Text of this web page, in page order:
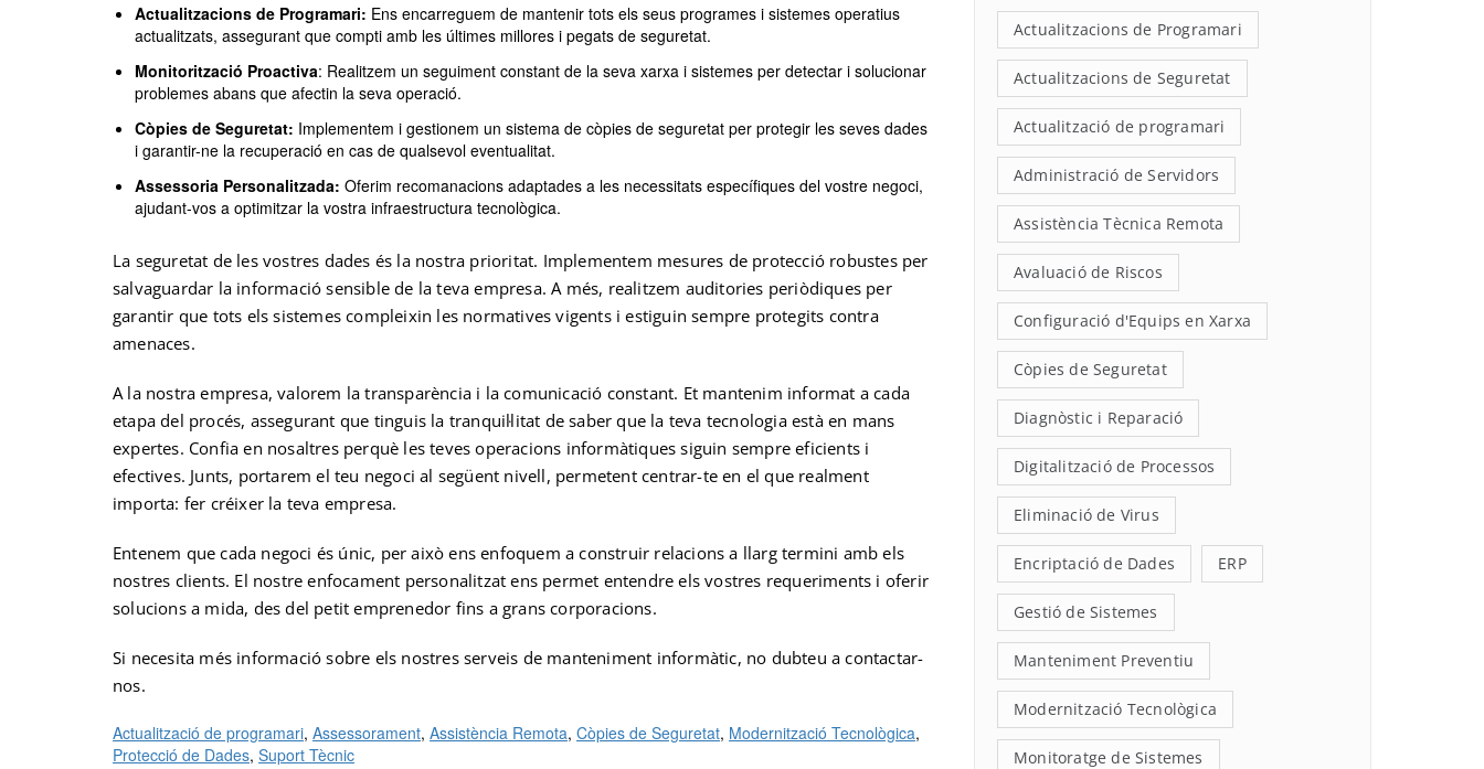
Actualitzacions de Programari: Ens encarreguem de mantenir tots els seus programes i sistemes operatius
actualitzats, assegurant que compti amb les últimes millores i pegats de seguretat.
Monitorització Proactiva: Realitzem un seguiment constant de la seva xarxa i sistemes per detectar i solucionar
problemes abans que afectin la seva operació.
Còpies de Seguretat: Implementem i gestionem un sistema de còpies de seguretat per protegir les seves dades
i garantir-ne la recuperació en cas de qualsevol eventualitat.
Assessoria Personalitzada: Oferim recomanacions adaptades a les necessitats específiques del vostre negoci,
ajudant-vos a optimitzar la vostra infraestructura tecnològica.
La seguretat de les vostres dades és la nostra prioritat. Implementem mesures de protecció robustes per
salvaguardar la informació sensible de la teva empresa. A més, realitzem auditories periòdiques per
garantir que tots els sistemes compleixin les normatives vigents i estiguin sempre protegits contra
amenaces.
A la nostra empresa, valorem la transparència i la comunicació constant. Et mantenim informat a cada
etapa del procés, assegurant que tinguis la tranquil·litat de saber que la teva tecnologia està en mans
expertes. Confia en nosaltres perquè les teves operacions informàtiques siguin sempre eficients i
efectives. Junts, portarem el teu negoci al següent nivell, permetent centrar-te en el que realment
importa: fer créixer la teva empresa.
Entenem que cada negoci és únic, per això ens enfoquem a construir relacions a llarg termini amb els
nostres clients. El nostre enfocament personalitzat ens permet entendre els vostres requeriments i oferir
solucions a mida, des del petit emprenedor fins a grans corporacions.
Si necesita més informació sobre els nostres serveis de manteniment informàtic, no dubteu a contactar-
nos.
Actualització de programari, Assessorament, Assistència Remota, Còpies de Seguretat, Modernització Tecnològica
Protecció de Dades, Suport Tècnic
Actualitzacions de Programari
Actualitzacions de Seguretat
Actualització de programari
Administració de Servidors
Assistència Tècnica Remota
Avaluació de Riscos
Configuració d'Equips en Xarxa
Còpies de Seguretat
Diagnòstic i Reparació
Digitalització de Processos
Eliminació de Virus
Encriptació de Dades ERP
Gestió de Sistemes
Manteniment Preventiu
Modernització Tecnològica
Monitoratge de Sistemes